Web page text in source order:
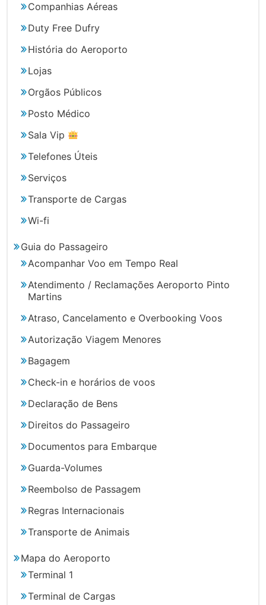
Companhias Aéreas
Duty Free Dufry
História do Aeroporto
Lojas
Orgãos Públicos
Posto Médico
Sala Vip
Telefones Úteis
Serviços
Transporte de Cargas
Wi-fi
Guia do Passageiro
Acompanhar Voo em Tempo Real
Atendimento / Reclamações Aeroporto Pinto
Martins
Atraso, Cancelamento e Overbooking Voos
Autorização Viagem Menores
Bagagem
Check-in e horários de voos
Declaração de Bens
Direitos do Passageiro
Documentos para Embarque
Guarda-Volumes
Reembolso de Passagem
Regras Internacionais
Transporte de Animais
Mapa do Aeroporto
Terminal 1
Terminal de Cargas